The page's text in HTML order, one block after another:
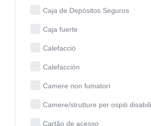
Caja de Depósitos Seguros
Caja fuerte
Calefacció
Calefacción
Camere non fumatori
Camere/strutture per ospiti disabili
Cartão de acesso